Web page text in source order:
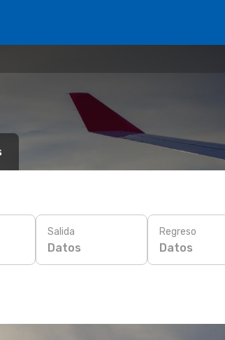
Salida
Datos
Regreso
Datos